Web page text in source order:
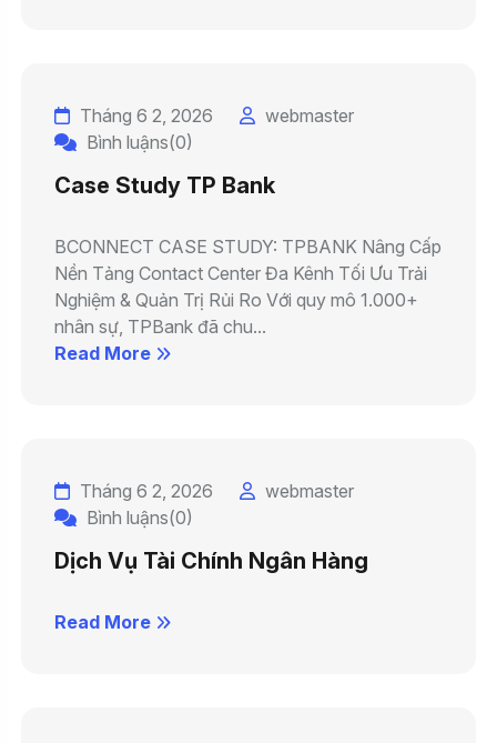
Tháng 6 2, 2026
webmaster
Bình luậns(0)
Case Study TP Bank
BCONNECT CASE STUDY: TPBANK Nâng Cấp
Nền Tảng Contact Center Đa Kênh Tối Ưu Trải
Nghiệm & Quản Trị Rủi Ro Với quy mô 1.000+
nhân sự, TPBank đã chu...
Read More
Tháng 6 2, 2026
webmaster
Bình luậns(0)
Dịch Vụ Tài Chính Ngân Hàng
Read More